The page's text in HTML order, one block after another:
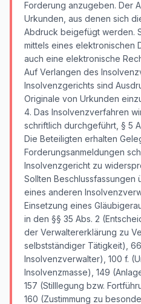
Forderung anzugeben. Der
Urkunden, aus denen sich
Abdruck beigefügt werden.
mittels eines elektronischen
auch eine elektronische
Auf Verlangen des
Insolvenzgerichts sind
Originale von Urkunden
4. Das Insolvenzverfahren
schriftlich durchgeführt, § 5
Die Beteiligten erhalten
Forderungsanmeldungen
Insolvenzgericht zu
Sollten Beschlussfassungen
eines anderen
Einsetzung eines
in den §§ 35 Abs. 2
der Verwaltererklärung zu
selbstständiger Tätigkeit),
Insolvenzverwalter), 100 f.
Insolvenzmasse), 149
157 (Stilllegung bzw.
160 (Zustimmung zu